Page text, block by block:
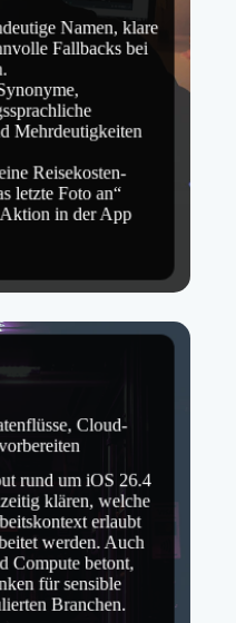
Namen, klare
Fallbacks bei
Mehrdeutigkeiten
Reisekosten-
letzte Foto an“
in der App
Cloud-
rund um iOS 26.4
klären, welche
erlaubt
werden. Auch
Compute betont,
für sensible
Branchen.